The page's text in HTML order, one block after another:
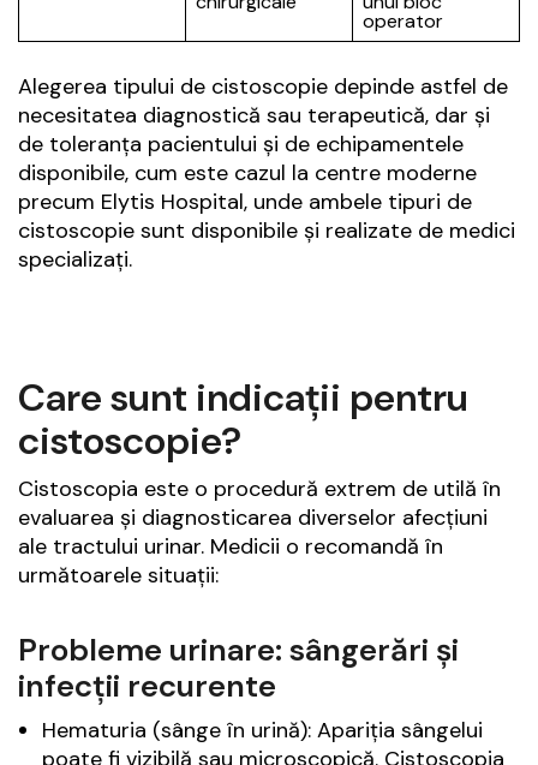
operator
Alegerea tipului de cistoscopie depinde astfel de
necesitatea diagnostică sau terapeutică, dar și
de toleranța pacientului și de echipamentele
disponibile, cum este cazul la centre moderne
precum Elytis Hospital, unde ambele tipuri de
cistoscopie sunt disponibile și realizate de medici
specializați.
Care sunt indicații pentru
cistoscopie?
Cistoscopia este o procedură extrem de utilă în
evaluarea și diagnosticarea diverselor afecțiuni
ale tractului urinar. Medicii o recomandă în
următoarele situații:
Probleme urinare: sângerări și
infecții recurente
Hematuria (sânge în urină): Apariția sângelui
poate fi vizibilă sau microscopică. Cistoscopia